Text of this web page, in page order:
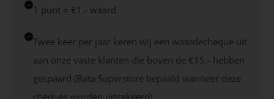
1 punt = €1,- waard
Twee keer per jaar keren wij een waardecheque uit
aan onze vaste klanten die boven de €15,- hebben
gespaard (Bata Superstore bepaald wanneer deze
cheques worden uitgekeerd)